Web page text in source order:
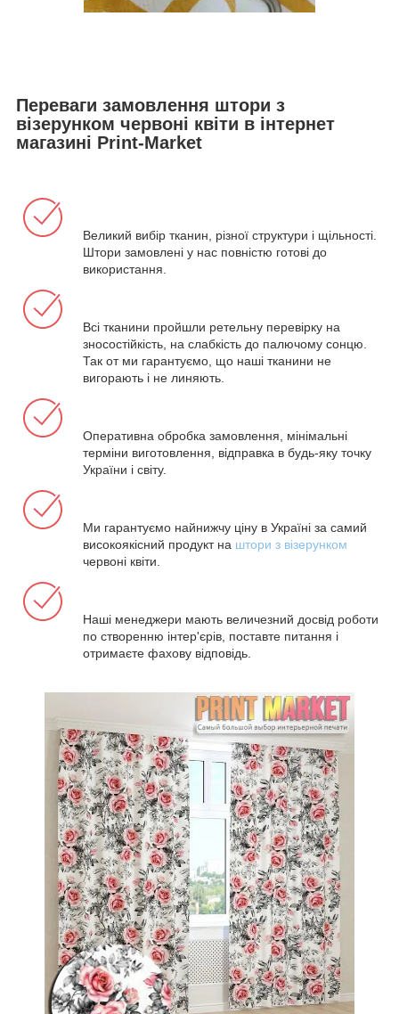
Переваги замовлення штори з
візерунком червоні квіти в інтернет
магазині Print-Market
Великий вибір тканин, різної структури і щільності.
Штори замовлені у нас повністю готові до
використання.
Всі тканини пройшли ретельну перевірку на
зносостійкість, на слабкість до палючому сонцю.
Так от ми гарантуємо, що наші тканини не
вигорають і не линяють.
Оперативна обробка замовлення, мінімальні
терміни виготовлення, відправка в будь-яку точку
України і світу.
Ми гарантуємо найнижчу ціну в Україні за самий
високоякісний продукт на штори з візерунком
червоні квіти.
Наші менеджери мають величезний досвід роботи
по створенню інтер'єрів, поставте питання і
отримаєте фахову відповідь.